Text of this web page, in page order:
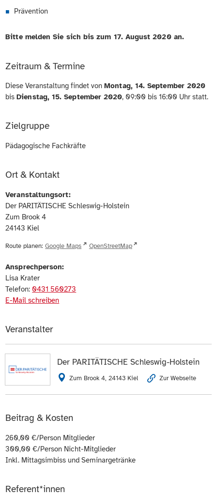
Prävention
Bitte melden Sie sich bis zum 17. August 2020 an.
Zeitraum & Termine
Diese Veranstaltung findet vonMontag, 14. September 2020
bisDienstag, 15. September 2020, 09:00 bis 16:00 Uhr statt.
Zielgruppe
Pädagogische Fachkräfte
Ort & Kontakt
Veranstaltungsort:
Der PARITÄTISCHE Schleswig-Holstein
Zum Brook 4
24143 Kiel
Route planen: Google Maps OpenStreetMap
Ansprechperson:
Lisa Krater
Telefon: 0431 560273
E-Mail schreiben
Veranstalter
Der PARITÄTISCHE Schleswig-Holstein
Zum Brook 4, 24143 Kiel Zur Webseite
Beitrag & Kosten
260,00 €/Person Mitglieder
300,00 €/Person Nicht-Mitglieder
Inkl. Mittagsimbiss und Seminargetränke
Referent*innen